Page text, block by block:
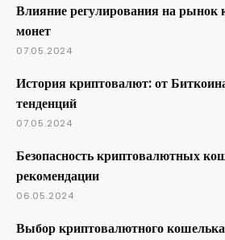
Влияние регулирования на
монет
07.05.2024
История криптовалют: от
тенденций
07.05.2024
Безопасность криптовалютных
рекомендации
06.05.2024
Выбор криптовалютного